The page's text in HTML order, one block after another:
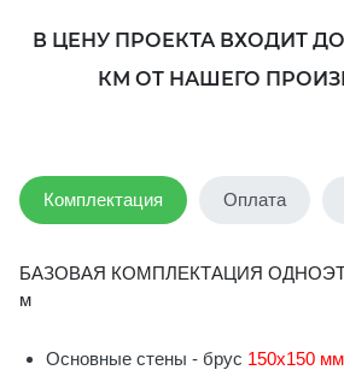
В ЦЕНУ ПРОЕКТА ВХОДИТ
КМ ОТ НАШЕГО
Комплектация Оплата
БАЗОВАЯ КОМПЛЕКТАЦИЯ
м
Основные стены - брус 150х150 мм